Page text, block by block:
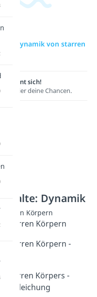
Dynamik von starren
lohnt sich!
hier deine Chancen.
Inhalte: Dynamik
Körpern
starren Körpern
starren Körpern -
starren Körpers -
Gleichung